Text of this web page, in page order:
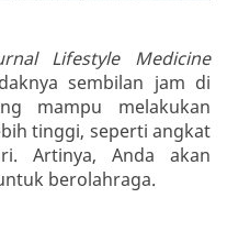
Lifestyle Medicine
sembilan jam di
mampu melakukan
tinggi, seperti angkat
Artinya, Anda akan
berolahraga.